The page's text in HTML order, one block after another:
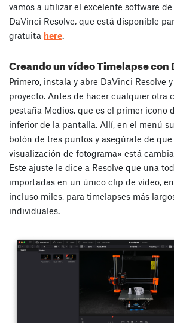
vamos a utilizar el excelente software
DaVinci Resolve, que está disponible
gratuita here.
Creando un vídeo Timelapse con
Primero, instala y abre DaVinci Resolve
proyecto. Antes de hacer cualquier otra
pestaña Medios, que es el primer icono
inferior de la pantalla. Allí, en el menú
botón de tres puntos y asegúrate de
visualización de fotograma» está
Este ajuste le dice a Resolve que una
importadas en un único clip de vídeo,
incluso miles, para timelapses más
individuales.